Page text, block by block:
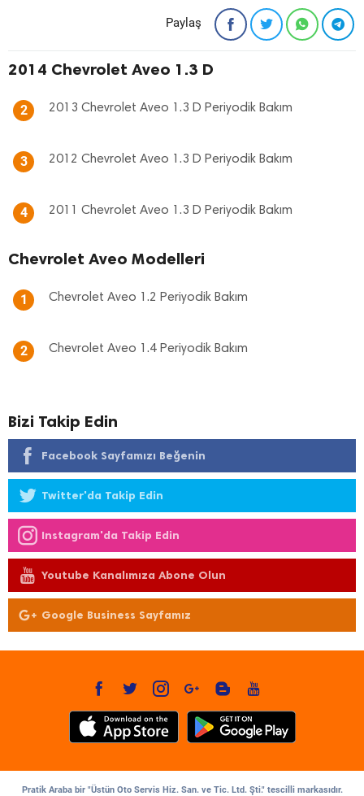
Paylaş
2014 Chevrolet Aveo 1.3 D
2 2013 Chevrolet Aveo 1.3 D Periyodik Bakım
3 2012 Chevrolet Aveo 1.3 D Periyodik Bakım
4 2011 Chevrolet Aveo 1.3 D Periyodik Bakım
Chevrolet Aveo Modelleri
1 Chevrolet Aveo 1.2 Periyodik Bakım
2 Chevrolet Aveo 1.4 Periyodik Bakım
Bizi Takip Edin
Facebook Sayfamızı Beğenin
Twitter'da Takip Edin
Instagram'da Takip Edin
Youtube Kanalımıza Abone Olun
Google Business Sayfamız
Pratik Araba bir "Üstün Oto Servis Hiz. San. ve Tic. Ltd. Şti." tescilli markasıdır.